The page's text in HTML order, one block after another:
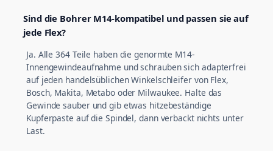
Sind die Bohrer M14-kompatibel und passen sie auf
jede Flex?
Ja. Alle 364 Teile haben die genormte M14-
Innengewindeaufnahme und schrauben sich adapterfrei
auf jeden handelsüblichen Winkelschleifer von Flex,
Bosch, Makita, Metabo oder Milwaukee. Halte das
Gewinde sauber und gib etwas hitzebeständige
Kupferpaste auf die Spindel, dann verbackt nichts unter
Last.